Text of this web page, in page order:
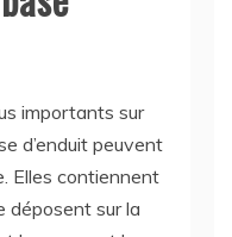
importants sur
d’enduit peuvent
Elles contiennent
déposent sur la